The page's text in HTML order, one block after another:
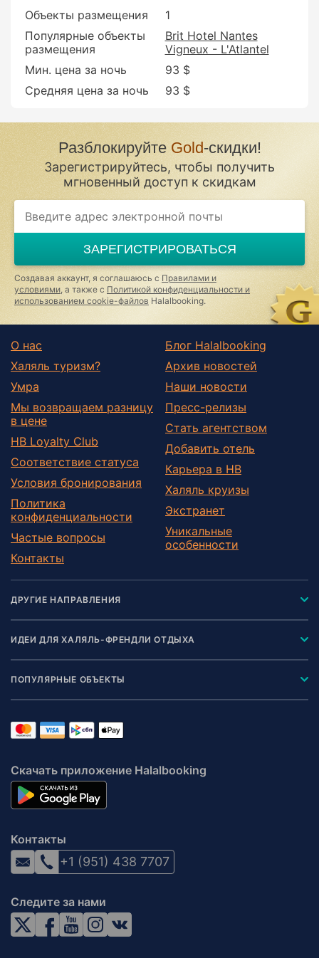
Объекты размещения
1
Популярные объекты
размещения
Brit Hotel Nantes
Vigneux - L'Atlantel
Мин. цена за ночь
93 $
Средняя цена за ночь
93 $
Разблокируйте Gold-скидки!
Зарегистрируйтесь, чтобы получить
мгновенный доступ к скидкам
If
you
ignore
this
field
ЗАРЕГИСТРИРОВАТЬСЯ
Создавая аккаунт, я соглашаюсь с Правилами и
условиями , а также с Политикой конфиденциальности и
использованием cookie-файлов Halalbooking.
О нас
Халяль туризм?
Умра
Мы возвращаем разницу
в цене
HB Loyalty Club
Соответствие статуса
Условия бронирования
Политика
конфиденциальности
Частые вопросы
Контакты
Блог Halalbooking
Архив новостей
Наши новости
Пресс-релизы
Стать агентством
Добавить отель
Карьера в HB
Халяль круизы
Экстранет
Уникальные
особенности
ДРУГИЕ НАПРАВЛЕНИЯ
ИДЕИ ДЛЯ ХАЛЯЛЬ-ФРЕНДЛИ ОТДЫХА
ПОПУЛЯРНЫЕ ОБЪЕКТЫ
Скачать приложение Halalbooking
Контакты
+1 (951) 438 7707
Следите за нами